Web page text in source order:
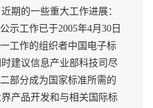
期的一些重大工作进展：
示工作已于2005年4月30日
工作的组织者中国电子标
建议信息产业部科技司尽
部分成为国家标准所需的
产品开发和与相关国际标